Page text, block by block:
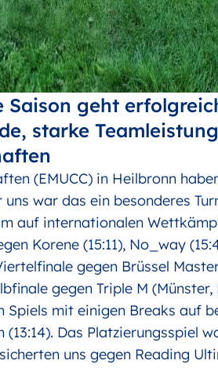
geht
starke
(EMUCC) in Heilbronn
war das ein besonderes
auf internationalen
Korene (15:11), No_way
gegen Brüssel
gegen Triple M
Spiels mit einigen Breaks auf
Das Platzierungsspiel
uns gegen Reading